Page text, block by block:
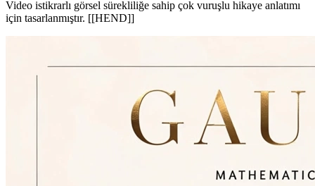
Video istikrarlı görsel sürekliliğe sahip çok vuruşlu hikaye anlatımı
için tasarlanmıştır. [[HEND]]